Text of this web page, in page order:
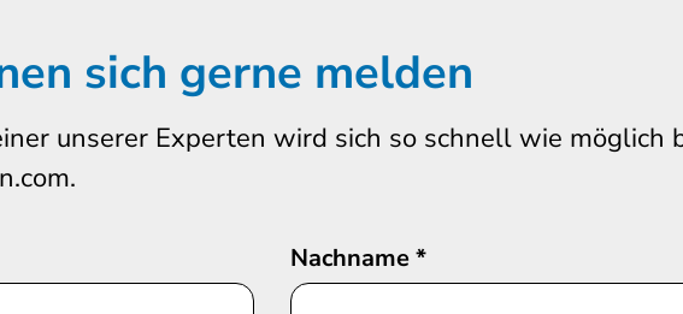
sich gerne melden
unserer Experten wird sich so schnell wie möglich
Nachname*